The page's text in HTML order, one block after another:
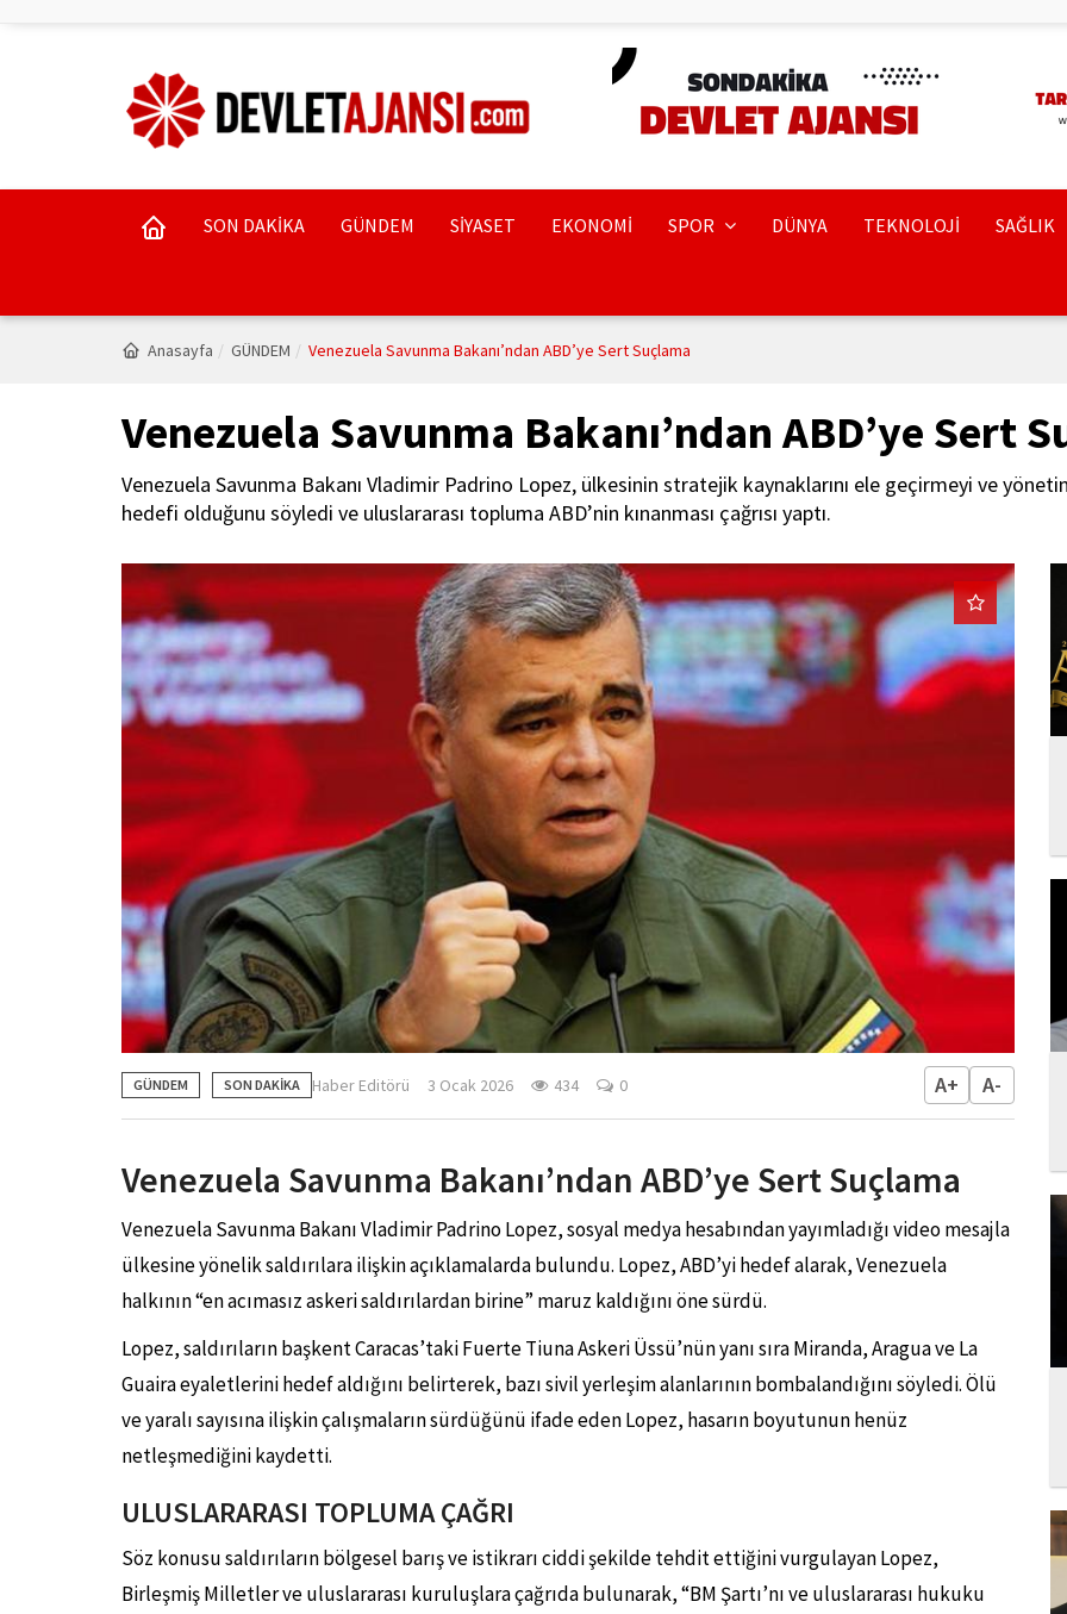
SON DAKİKA GÜNDEM SİYASET EKONOMİ SPOR DÜNYA TEKNOLOJİ SAĞLIK
Anasayfa GÜNDEM Venezuela Savunma Bakanı’ndan ABD’ye Sert Suçlama
Venezuela Savunma Bakanı’ndan ABD’ye Sert
Venezuela Savunma Bakanı Vladimir Padrino Lopez, ülkesinin stratejik kaynaklarını ele geçirmeyi ve
hedefi olduğunu söyledi ve uluslararası topluma ABD’nin kınanması çağrısı yaptı.
GÜNDEM SON DAKİKA Haber Editörü 3 Ocak 2026 434 0 A+ A-
Venezuela Savunma Bakanı’ndan ABD’ye Sert Suçlama
Venezuela Savunma Bakanı Vladimir Padrino Lopez, sosyal medya hesabından yayımladığı video mesajla
ülkesine yönelik saldırılara ilişkin açıklamalarda bulundu. Lopez, ABD’yi hedef alarak, Venezuela
halkının “en acımasız askeri saldırılardan birine” maruz kaldığını öne sürdü.
Lopez, saldırıların başkent Caracas’taki Fuerte Tiuna Askeri Üssü’nün yanı sıra Miranda, Aragua ve La
Guaira eyaletlerini hedef aldığını belirterek, bazı sivil yerleşim alanlarının bombalandığını söyledi. Ölü
ve yaralı sayısına ilişkin çalışmaların sürdüğünü ifade eden Lopez, hasarın boyutunun henüz
netleşmediğini kaydetti.
ULUSLARARASI TOPLUMA ÇAĞRI
Söz konusu saldırıların bölgesel barış ve istikrarı ciddi şekilde tehdit ettiğini vurgulayan Lopez,
Birleşmiş Milletler ve uluslararası kuruluşlara çağrıda bulunarak, “BM Şartı’nı ve uluslararası hukuku